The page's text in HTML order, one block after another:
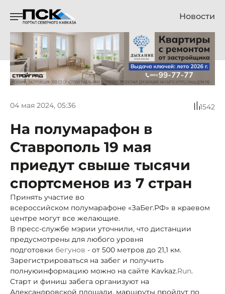
Новости
04 мая 2024, 05:36 1542
На полумарафон в
Ставрополь 19 мая
приедут свыше тысячи
спортсменов из 7 стран
Принять участие во
всероссийском полумарафоне «ЗаБег.РФ» в краевом
центре могут все желающие.
В пресс-службе мэрии уточнили, что дистанции
предусмотрены для любого уровня
подготовки бегунов - от 500 метров до 21,1 км.
Зарегистрироваться на забег и получить
полнуюинформацию можно на сайте Kavkaz.Run.
Старт и финиш забега организуют на
Александровской площади, маршруты пройдут по